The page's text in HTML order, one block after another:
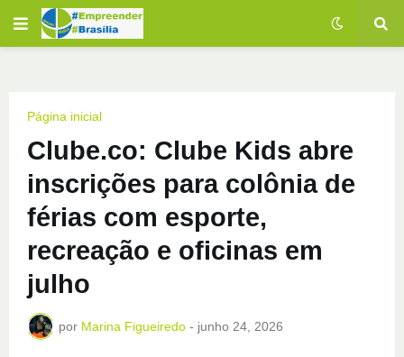
Página inicial
Clube.co: Clube Kids abre
inscrições para colônia de
férias com esporte,
recreação e oficinas em
julho
por Marina Figueiredo - junho 24, 2026